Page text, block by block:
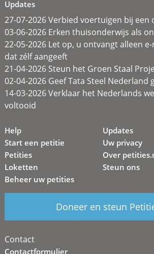
Updates
27-07-2026 Verbied voertuigen bij
03-06-2026 Erken thuisonderwijs als
22-05-2026 Let op, u ontvangt alleen
dat zélf aangeeft
21-04-2026 Steun het Groen Staal
02-04-2026 Geef Tata Steel Nederland
14-03-2026 Verklaar het Nederlands
voltooid
Help
Start een petitie
Petities
Loketten
Beheer uw petities
Updates
Uw privacy
Over
Steun ons
Doneer en steun
Contact
Contactformulier